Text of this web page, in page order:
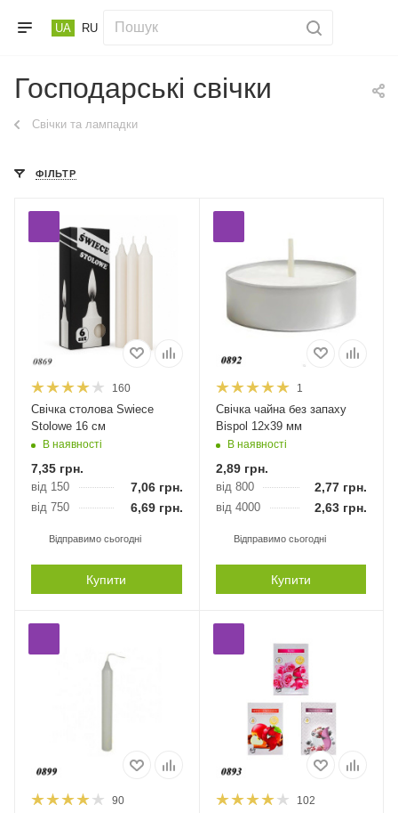
UA RU
Господарські свічки
Свічки та лампадки
ФІЛЬТР
160
Свічка столова Swiece
Stolowe 16 см
В наявності
7,35 грн.
від 150 7,06грн.
від 750 6,69грн.
Відправимо сьогодні
Купити
1
Свічка чайна без запаху
Bispol 12х39 мм
В наявності
2,89грн.
від 800 2,77 грн.
від 4000 2,63 грн.
Відправимо сьогодні
Купити
90 102